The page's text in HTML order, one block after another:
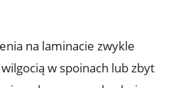
na laminacie zwykle
w spoinach lub zbyt